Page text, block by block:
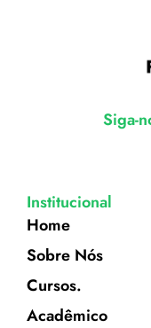
Siga-
Institucional
Home
Sobre Nós
Cursos.
Acadêmico